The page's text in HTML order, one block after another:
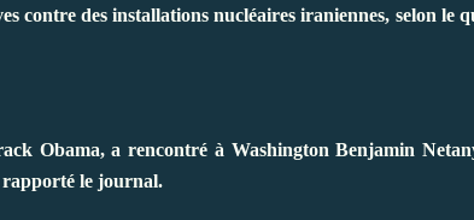
contre des installations nucléaires iraniennes, selon le
Obama, a rencontré à Washington Benjamin
rapporté le journal.